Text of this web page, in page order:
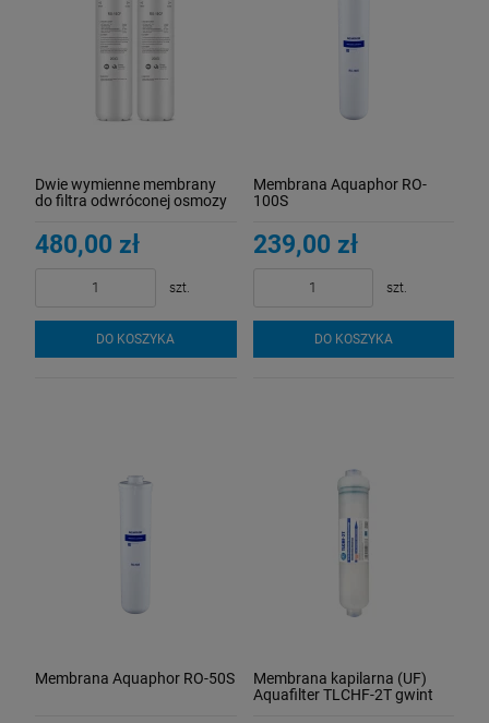
Dwie wymienne membrany
do filtra odwróconej osmozy
480,00 zł
szt.
DO KOSZYKA
Membrana Aquaphor RO-
100S
239,00 zł
szt.
DO KOSZYKA
Membrana Aquaphor RO-50S
Membrana kapilarna (UF)
Aquafilter TLCHF-2T gwint